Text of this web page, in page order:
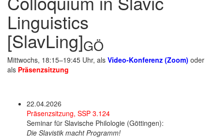
Linguistics
[SlavLing]GÖ
Mittwochs, 18:15–19:45 Uhr, als Video-Konferenz (Zoom) oder
als Präsenzsitzung
22.04.2026
Präsenzsitzung, SSP 3.124
Seminar für Slavische Philologie (Göttingen):
Die Slavistik macht Programm!